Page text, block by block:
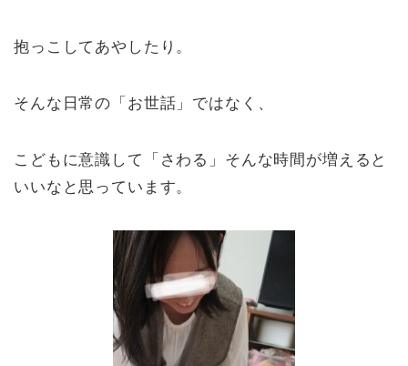
抱っこしてあやしたり。
そんな日常の「お世話」ではなく、
こどもに意識して「さわる」そんな時間が増えると
いいなと思っています。